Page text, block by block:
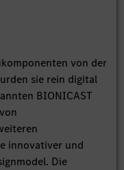
von der
sie rein digital
BIONICAST
innovativer und
Die